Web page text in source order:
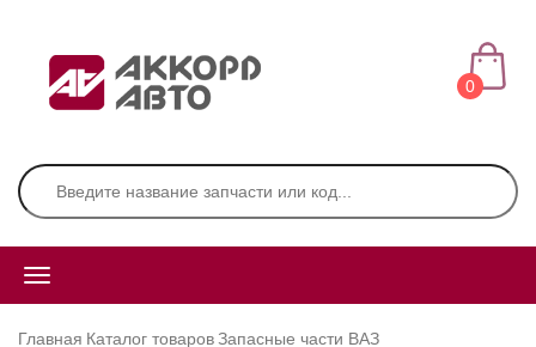
0
Главная Каталог товаровЗапасные части ВАЗ